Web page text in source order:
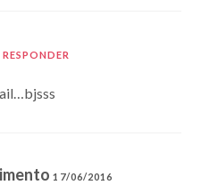
RESPONDER
17/06/2016